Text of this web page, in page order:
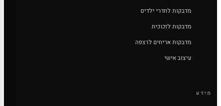
מדבקות לחדרי ילדים
מדבקות לזכוכית
מדבקות אריחים לרצפה
עיצוב אישי
מידע